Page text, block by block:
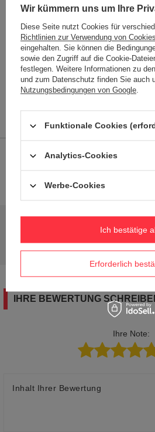
Name des Modells
Status Neu
Farbe
Gewicht (g) 26
2 JAHRE
Brauchen Sie Hilfe? Haben
Stellen Sie eine Frage, und wir werden
umgehend antworten und die
Fragen und Antworten für andere
IHRE BEWERTUNG
Ihre Note:
Inhalt Ihrer Bewertung
Wir kümmern uns um Ihre
Diese Seite nutzt Cookies für
Richtlinien zur Verwendung von Cookies
eingehalten. Sie können die
sowie den Zugriff auf die Cookie-
festlegen. Weitere Informationen zu
und zum Datenschutz finden Sie auch
Nutzungsbedingungen von Google.
Funktionale Cookies
Analytics-Cookies
Werbe-Cookies
Erforderlich
Ich bestätige